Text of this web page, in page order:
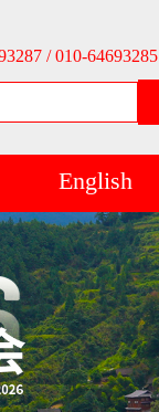
/ 010-64693285
English